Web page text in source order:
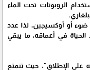
الروبوتات تحت الماء
ضوء أو أوكسيجين، لذا عدد
في أعماقه، ما يبقي
على الإطلاق"، حيث تتمتع